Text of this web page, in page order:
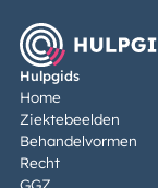
Hulpgids
Home
Ziektebeelden
Behandelvormen
Recht
GGZ